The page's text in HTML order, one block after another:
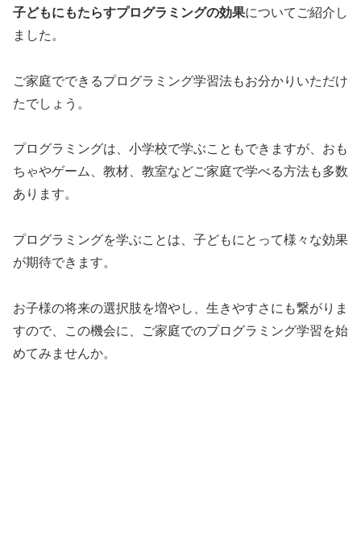
子どもにもたらすプログラミングの効果についてご紹介し
ました。
ご家庭でできるプログラミング学習法もお分かりいただけ
たでしょう。
プログラミングは、小学校で学ぶこともできますが、おも
ちゃやゲーム、教材、教室などご家庭で学べる方法も多数
あります。
プログラミングを学ぶことは、子どもにとって様々な効果
が期待できます。
お子様の将来の選択肢を増やし、生きやすさにも繋がりま
すので、この機会に、ご家庭でのプログラミング学習を始
めてみませんか。